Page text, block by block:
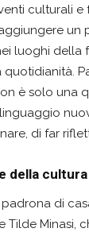
culturali e
luoghi della
è solo una
di far
della cultura
di
Tilde Minasi,